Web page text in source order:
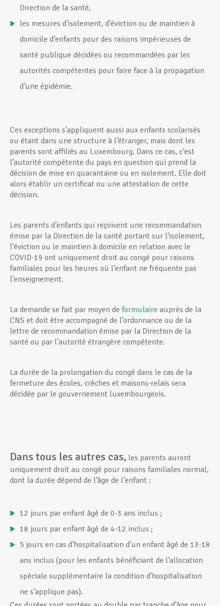
Direction de la santé,
les mesures d’isolement, d’éviction ou de maintien à
domicile d’enfants pour des raisons impérieuses de
santé publique décidées ou recommandées par les
autorités compétentes pour faire face à la propagation
d’une épidémie.
Ces exceptions s’appliquent aussi aux enfants scolarisés
ou étant dans une structure à l’étranger, mais dont les
parents sont affiliés au Luxembourg. Dans ce cas, c’est
l’autorité compétente du pays en question qui prend la
décision de mise en quarantaine ou en isolement. Elle doit
alors établir un certificat ou une attestation de cette
décision.
Les parents d’enfants qui reçoivent une recommandation
émise par la Direction de la santé portant sur l’isolement,
l’éviction ou le maintien à domicile en relation avec le
COVID-19 ont uniquement droit au congé pour raisons
familiales pour les heures où l’enfant ne fréquente pas
l’enseignement.
La demande se fait par moyen de formulaire auprès de la
CNS et doit être accompagné de l’ordonnance ou de la
lettre de recommandation émise par la Direction de la
santé ou par l’autorité étrangère compétente.
La durée de la prolongation du congé dans le cas de la
fermeture des écoles, crèches et maisons-relais sera
décidée par le gouvernement luxembourgeois.
Dans tous les autres cas, les parents auront
uniquement droit au congé pour raisons familiales normal,
dont la durée dépend de l’âge de l’enfant :
12 jours par enfant âgé de 0-3 ans inclus ;
18 jours par enfant âgé de 4-12 inclus ;
5 jours en cas d’hospitalisation d’un enfant âgé de 13-18
ans inclus (pour les enfants bénéficiant de l’allocation
spéciale supplémentaire la condition d’hospitalisation
ne s’applique pas).